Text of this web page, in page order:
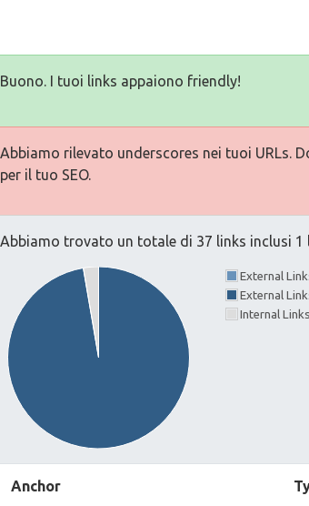
Buono. I tuoi links appaiono friendly!
Abbiamo rilevato underscores nei tuoi URLs.
per il tuo SEO.
Abbiamo trovato un totale di 37 links inclusi 1
External
External
Internal
Anchor